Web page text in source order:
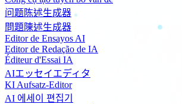
问题陈述生成器
問題陳述生成器
Editor de Ensayos AI
Editor de Redação de IA
Éditeur d'Essai IA
AIエッセイエディタ
KI Aufsatz-Editor
AI 에세이 편집기